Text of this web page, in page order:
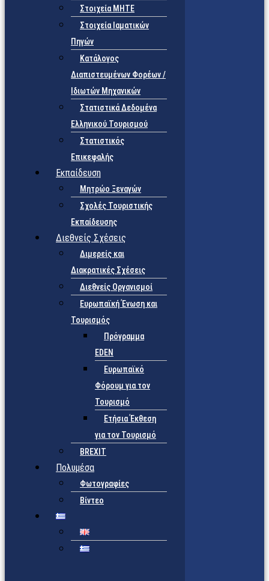
Στοιχεία ΜΗΤΕ
Στοιχεία Ιαματικών
Πηγών
Κατάλογος
Διαπιστευμένων Φορέων /
Ιδιωτών Μηχανικών
Στατιστικά Δεδομένα
Ελληνικού Τουρισμού
Στατιστικός
Επικεφαλής
Εκπαίδευση
Μητρώο Ξεναγών
Σχολές Τουριστικής
Εκπαίδευσης
Διεθνείς Σχέσεις
Διμερείς και
Διακρατικές Σχέσεις
Διεθνείς Οργανισμοί
Ευρωπαϊκή Ένωση και
Τουρισμός
Πρόγραμμα
EDEN
Ευρωπαϊκό
Φόρουμ για τον
Τουρισμό
Ετήσια Έκθεση
για τον Τουρισμό
BREXIT
Πολυμέσα
Φωτογραφίες
Βίντεο